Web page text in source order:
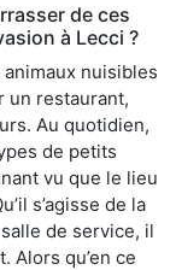
de ces
à Lecci ?
nuisibles
un restaurant,
Au quotidien,
de petits
vu que le lieu
s’agisse de la
de service, il
Alors qu’en ce